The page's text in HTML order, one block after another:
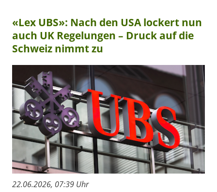
«Lex UBS»: Nach den USA lockert nun
auch UK Regelungen – Druck auf die
Schweiz nimmt zu
22.06.2026, 07:39 Uhr